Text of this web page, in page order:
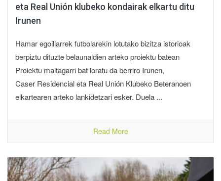
eta Real Unión klubeko kondairak elkartu ditu
Irunen
Hamar egoiliarrek futbolarekin lotutako bizitza istorioak
berpiztu dituzte belaunaldien arteko proiektu batean
Proiektu maitagarri bat loratu da berriro Irunen,
Caser Residencial eta Real Unión Klubeko Beteranoen
elkartearen arteko lankidetzari esker. Duela ...
Read More